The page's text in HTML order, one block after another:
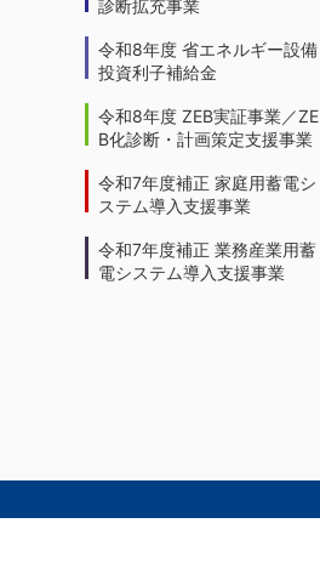
診断拡充事業
令和8年度 省エネルギー設備
投資利子補給金
令和8年度 ZEB実証事業／ZE
B化診断・計画策定支援事業
令和7年度補正 家庭用蓄電シ
ステム導入支援事業
令和7年度補正 業務産業用蓄
電システム導入支援事業